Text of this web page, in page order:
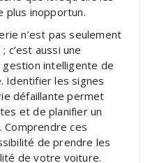
plus inopportun.
n’est pas seulement
c’est aussi une
intelligente de
Identifier les signes
défaillante permet
et de planifier un
ces
de prendre les
de votre voiture.